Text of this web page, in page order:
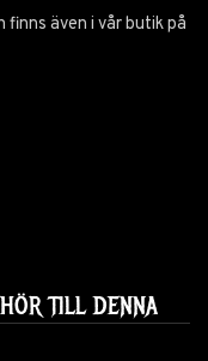
finns även i vår butik på
TILL DENNA